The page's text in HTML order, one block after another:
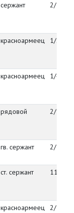
сержант 2/12/45
красноармеец 1/27/45
красноармеец 1/4/45
рядовой 2/9/45
гв. сержант 2/11/45
ст. сержант 11/22/
красноармеец 2/3/45